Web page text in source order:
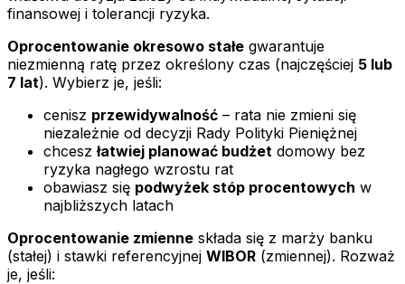
finansowej i tolerancji ryzyka.
Oprocentowanie okresowo stałe gwarantuje
niezmienną ratę przez określony czas (najczęściej 5 lub
7 lat). Wybierz je, jeśli:
cenisz przewidywalność – rata nie zmieni się
niezależnie od decyzji Rady Polityki Pieniężnej
chceszłatwiej planować budżet domowy bez
ryzyka nagłego wzrostu rat
obawiasz się podwyżek stóp procentowych w
najbliższych latach
Oprocentowanie zmienne składa się z marży banku
(stałej) i stawki referencyjnej WIBOR (zmiennej). Rozważ
je, jeśli: